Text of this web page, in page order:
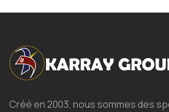
Créé en 2003, nous sommes des